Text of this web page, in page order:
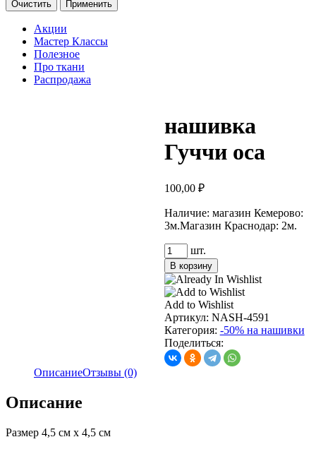
Очистить Применить
Акции
Мастер Классы
Полезное
Про ткани
Распродажа
нашивка
Гуччи оса
100,00 ₽
Наличие: магазин Кемерово:
3м.Магазин Краснодар: 2м.
Количество
товара
нашивка
Гуччи
оса
шт.
В корзину
Add to Wishlist
Артикул: NASH-4591
Категория: -50% на нашивки
Поделиться:
ОписаниеОтзывы (0)
Описание
Размер 4,5 см х 4,5 см